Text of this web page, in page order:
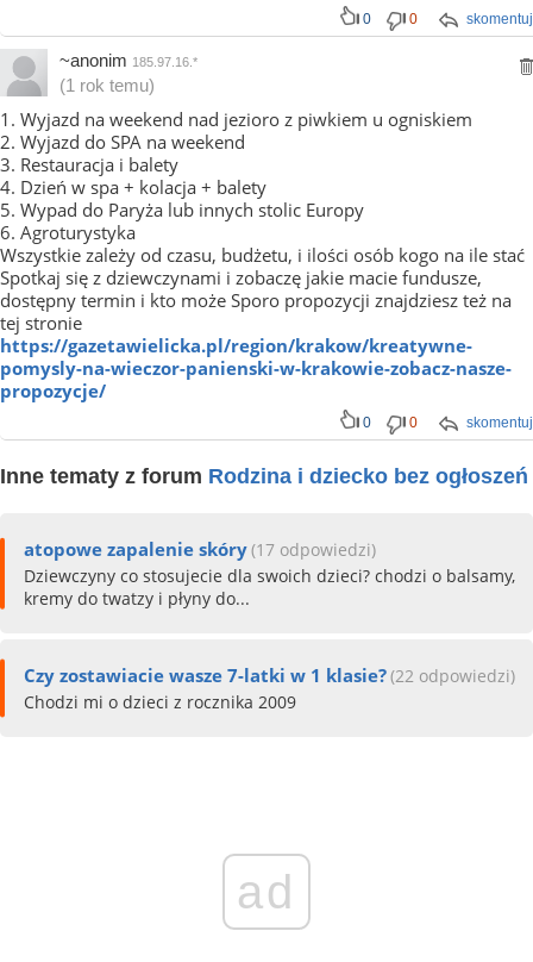
skomentuj
0 0
~anonim 185.97.16.*
(1 rok temu)
1. Wyjazd na weekend nad jezioro z piwkiem u ogniskiem
2. Wyjazd do SPA na weekend
3. Restauracja i balety
4. Dzień w spa + kolacja + balety
5. Wypad do Paryża lub innych stolic Europy
6. Agroturystyka
Wszystkie zależy od czasu, budżetu, i ilości osób kogo na ile stać
Spotkaj się z dziewczynami i zobaczę jakie macie fundusze,
dostępny termin i kto może Sporo propozycji znajdziesz też na
tej stronie
https://gazetawielicka.pl/region/krakow/kreatywne-
pomysly-na-wieczor-panienski-w-krakowie-zobacz-nasze-
propozycje/
skomentuj
0 0
Inne tematy z forum Rodzina i dziecko bez ogłoszeń
atopowe zapalenie skóry(17 odpowiedzi)
Dziewczyny co stosujecie dla swoich dzieci? chodzi o balsamy,
kremy do twatzy i płyny do...
Czy zostawiacie wasze 7-latki w 1 klasie?(22 odpowiedzi)
Chodzi mi o dzieci z rocznika 2009
ad